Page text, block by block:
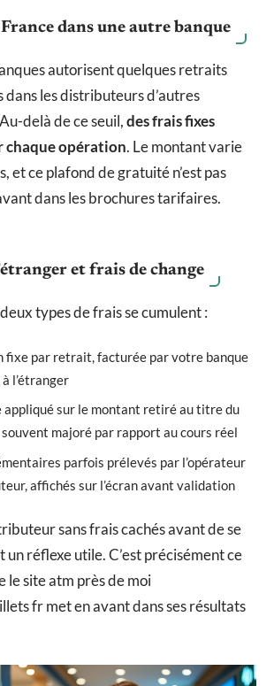
dans une autre banque
autorisent quelques retraits
dans les distributeurs d’autres
delà de ce seuil,des frais fixes
chaque opération. Le montant varie
et ce plafond de gratuité n’est pas
dans les brochures tarifaires.
et frais de change
types de frais se cumulent :
fixe par retrait, facturée par votre banque
l’étranger
appliqué sur le montant retiré au titre du
majoré par rapport au cours réel
parfois prélevés par l’opérateur
affichés sur l’écran avant validation
sans frais cachés avant de se
réflexe utile. C’est précisément ce
le site atm près de moi
fr met en avant dans ses résultats